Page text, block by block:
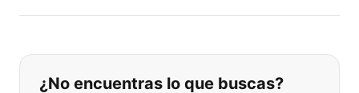
Si no puede encontrar lo que está
¿No encuentras lo que buscas?